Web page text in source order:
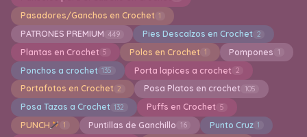
Pasadores/Ganchos en Crochet 1
PATRONES PREMIUM 449 Pies Descalzos en Crochet 2
Plantas en Crochet 5 Polos en Crochet 1 Pompones 1
Ponchos a crochet 135 Porta lapices a crochet 2
Portafotos en Crochet 2 Posa Platos en crochet 105
Posa Tazas a Crochet 132 Puffs en Crochet 5
PUNCH 1 Puntillas de Ganchillo 16 Punto Cruz 1